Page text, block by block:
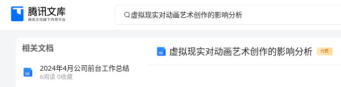
虚
相关文档
2024年4月公司前台工作总结
6阅读 0收藏
虚拟现实对动画艺术创作的影响分析 付费